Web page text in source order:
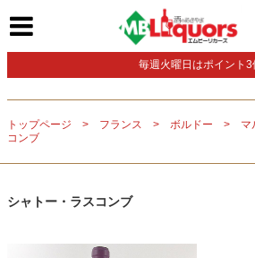
毎週火曜日はポイント3
トップページ フランス ボルドー マ
コンブ
シャトー・ラスコンブ